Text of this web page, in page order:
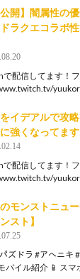
公開】闇属性の
ラクエコラボ
配信してます！
イデアルで攻
強くなってます
配信してます！
モンストニュ
スト】
ズドラ #アヘニキ
バイル紹介 📱 ス